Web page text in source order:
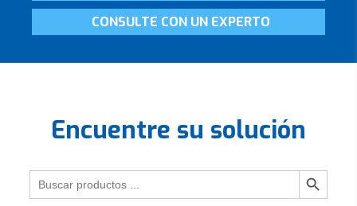
CONSULTE CON UN EXPERTO
Encuentre su solución
Search
for: